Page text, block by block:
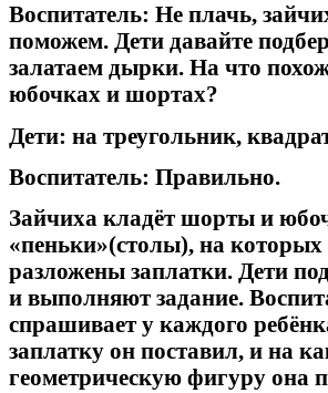
Воспитатель: Не плачь,
поможем. Дети давайте
залатаем дырки. На что
юбочках и шортах?
Дети: на треугольник,
Воспитатель: Правильно.
Зайчиха кладёт шорты и
«пеньки»(столы), на которых
разложены заплатки. Дети
и выполняют задание.
спрашивает у каждого
заплатку он поставил, и на
геометрическую фигуру она